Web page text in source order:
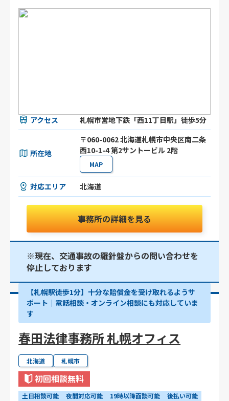
アクセス 札幌市営地下鉄「西11丁目駅」徒歩5分
所在地
〒060-0062 北海道札幌市中央区南二条
西10-1-4 第2サントービル 2階
MAP
対応エリア 北海道
事務所の詳細を見る
※現在、交通事故の羅針盤からの問い合わせを
停止しております
【札幌駅徒歩1分】十分な賠償金を受け取れるようサ
ポート│電話相談・オンライン相談にも対応していま
す
春田法律事務所 札幌オフィス
北海道 札幌市
初回相談無料
土日相談可能 夜間対応可能 19時以降面談可能
後払い可能